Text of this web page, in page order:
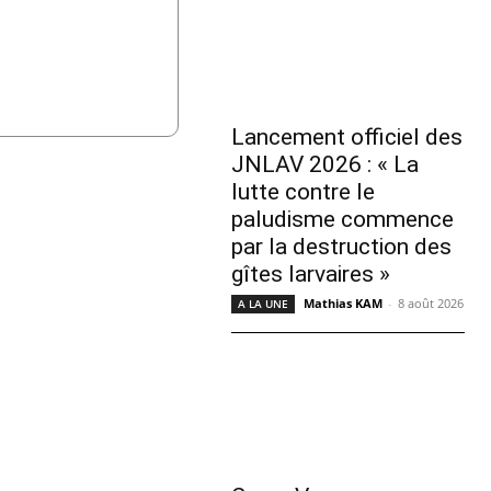
Lancement officiel des
JNLAV 2026 : « La
lutte contre le
paludisme commence
par la destruction des
gîtes larvaires »
A LA UNE Mathias KAM - 8 août 2026